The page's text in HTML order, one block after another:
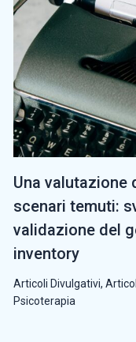
Una
scenari temuti:
validazione del
inventory
Articoli Divulgativi,
Psicoterapia